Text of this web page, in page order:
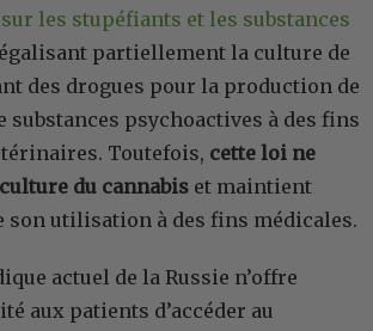
les stupéfiants et les substances
partiellement la culture de
des drogues pour la production de
substances psychoactives à des fins
Toutefois, cette loi ne
du cannabis et maintient
son utilisation à des fins médicales.
actuel de la Russie n’offre
aux patients d’accéder au